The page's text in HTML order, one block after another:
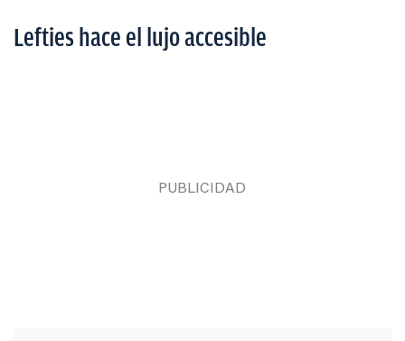
Lefties hace el lujo accesible